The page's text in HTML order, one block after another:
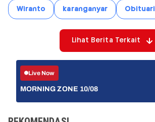
Wiranto karanganyar Obituari
Lihat Berita Terkait
Live Now
MORNING ZONE 10/08